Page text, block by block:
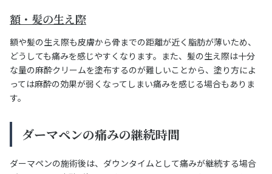
額・髪の生え際
額や髪の生え際も皮膚から骨までの距離が近く脂肪が薄いため、
どうしても痛みを感じやすくなります。また、髪の生え際は十分
な量の麻酔クリームを塗布するのが難しいことから、塗り方によ
っては麻酔の効果が弱くなってしまい痛みを感じる場合もありま
す。
ダーマペンの痛みの継続時間
ダーマペンの施術後は、ダウンタイムとして痛みが継続する場合